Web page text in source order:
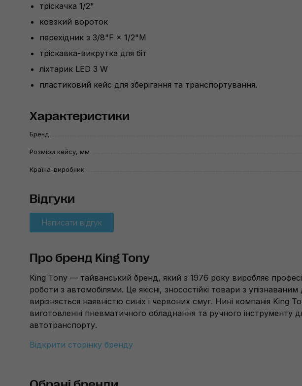
тріскачка 1/2"
ковзкий вороток
перехідник з 3/8"F × 1/2"M
тріскавка-викрутка для біт
ліхтарик LED 3 W
пластиковий кейс для зберігання та транспортування.
Характеристики
Бренд
Розміри кейсу, мм
Країна-виробник
Відгуки
Написати відгук
Про бренд King Tony
King Tony — тайванський бренд, який з 1976 року виробляє
роботи з автомобілями. Це якісні, зносостійкі товари з
вирізняється наявністю синіх і червоних смуг. Нині компанія King
виготовленні пневматичного обладнання та ручного інструменту
автотранспорту.
Відкрити сторінку бренду